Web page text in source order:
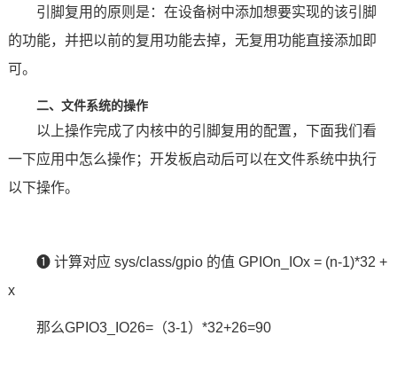
引脚复用的原则是：在设备树中添加想要实现的该引脚
的功能，并把以前的复用功能去掉，无复用功能直接添加即
可。
二、文件系统的操作
以上操作完成了内核中的引脚复用的配置，下面我们看
一下应用中怎么操作；开发板启动后可以在文件系统中执行
以下操作。
❶ 计算对应 sys/class/gpio 的值 GPIOn_IOx = (n-1)*32 +
x
那么GPIO3_IO26=（3-1）*32+26=90